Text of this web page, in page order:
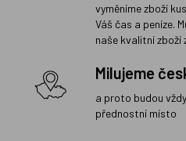
vyměníme zboží
Váš čas a peníze.
naše kvalitní zboží
Milujeme
a proto budou
přednostní místo